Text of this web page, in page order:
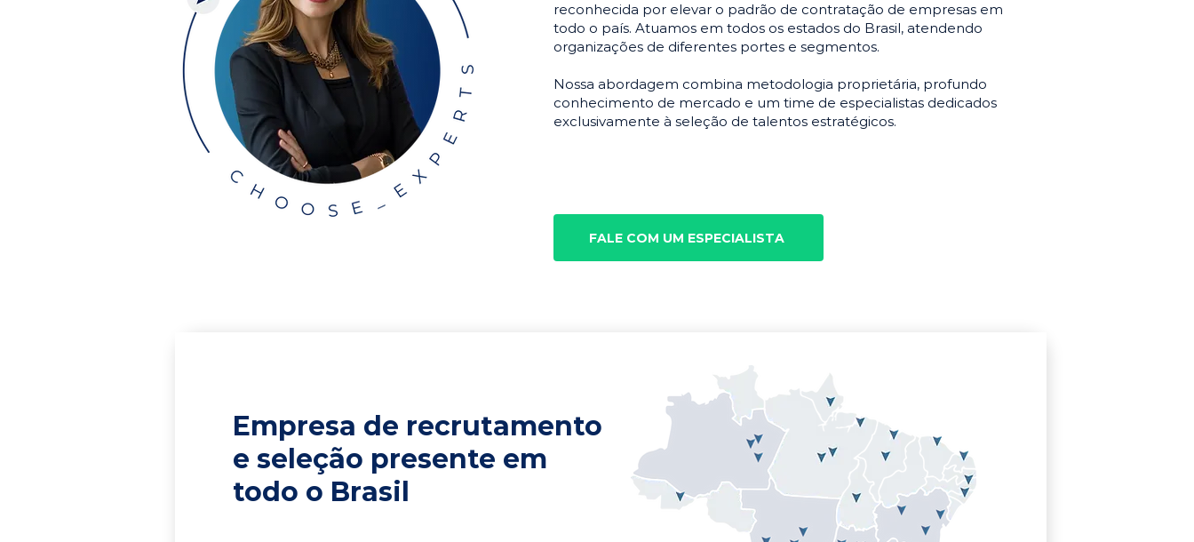
reconhecida por elevar o padrão de contratação de empresas em
todo o país. Atuamos em todos os estados do Brasil, atendendo
organizações de diferentes portes e segmentos.
Nossa abordagem combina metodologia proprietária, profundo
conhecimento de mercado e um time de especialistas dedicados
exclusivamente à seleção de talentos estratégicos.
FALE COM UM ESPECIALISTA
Empresa de recrutamento
e seleção presente em
todo o Brasil